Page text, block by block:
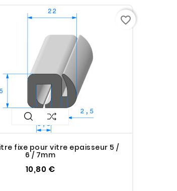
fixe pour vitre epaisseur 5 /
6 / 7mm
10,80 €
favorite_border